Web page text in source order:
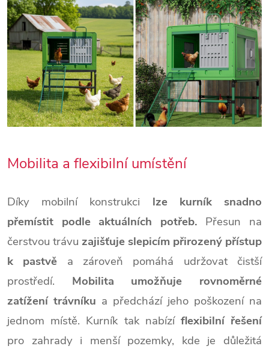
Mobilita a flexibilní umístění
Díky mobilní konstrukci lze kurník snadno
přemístit podle aktuálních potřeb. Přesun na
čerstvou trávu zajišťuje slepicím přirozený přístup
k pastvě a zároveň pomáhá udržovat čistší
prostředí. Mobilita umožňuje rovnoměrné
zatížení trávníku a předchází jeho poškození na
jednom místě. Kurník tak nabízí flexibilní řešení
pro zahrady i menší pozemky, kde je důležitá